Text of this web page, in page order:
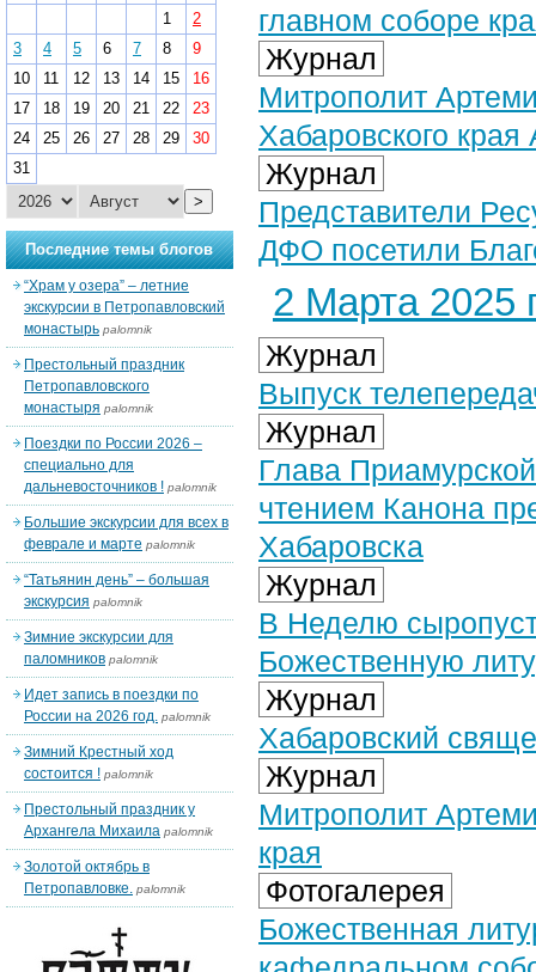
главном соборе
Журнал
Митрополит
Хабаровского
Журнал
Представители
ДФО посетили
2 Марта 2025
Журнал
Выпуск
Журнал
Глава
чтением Канона
Хабаровска
Журнал
В Неделю
Божественную
Журнал
Хабаровский
Журнал
Митрополит
края
Фотогалерея
Божественная
1
2
3
4 5 6 7 8
9
10
11 12 13 14 15
16
17
18 19 20 21 22
23
24
25 26 27 28 29
30
31
>
Последние темы блогов
“Храм у озера” – летние
экскурсии в Петропавловский
монастырь palomnik
Престольный праздник
Петропавловского
монастыря palomnik
Поездки по России 2026 –
специально для
дальневосточников ! palomnik
Большие экскурсии для всех в
феврале и марте palomnik
“Татьянин день” – большая
экскурсия palomnik
Зимние экскурсии для
паломников palomnik
Идет запись в поездки по
России на 2026 год. palomnik
Зимний Крестный ход
состоится ! palomnik
Престольный праздник у
Архангела Михаила palomnik
Золотой октябрь в
Петропавловке. palomnik